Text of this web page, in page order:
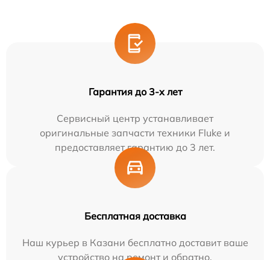
Гарантия до 3-х лет
Сервисный центр устанавливает
оригинальные запчасти техники Fluke и
предоставляет гарантию до 3 лет.
Бесплатная доставка
Наш курьер в Казани бесплатно доставит ваше
устройство на ремонт и обратно.